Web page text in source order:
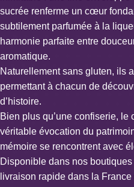
sucrée renferme un cœur
subtilement parfumée à la
harmonie parfaite entre
aromatique.
Naturellement sans gluten, ils
permettant à chacun de
d’histoire.
Bien plus qu’une confiserie, le
véritable évocation du
mémoire se rencontrent avec
Disponible dans nos
livraison rapide dans la France